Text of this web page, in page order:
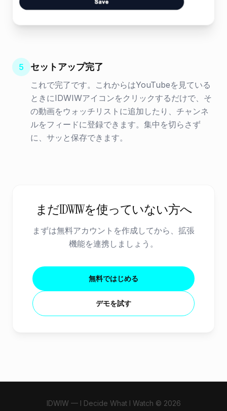
5 セットアップ完了
これで完了です。これからはYouTubeを見ている
ときにIDWIWアイコンをクリックするだけで、そ
の動画をウォッチリストに追加したり、チャンネ
ルをフィードに登録できます。集中を切らさず
に、サッと保存できます。
まだIDWIWを使っていない方へ
まずは無料アカウントを作成してから、拡張
機能を連携しましょう。
無料ではじめる
デモを試す
IDWIW — I Decide What I Watch © 2026